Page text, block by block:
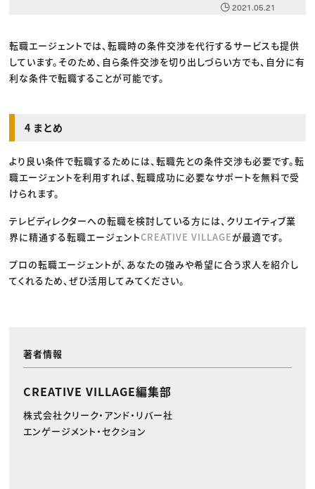
2021.05.21
転職エージェントでは、転職時の条件交渉を代行するサービスも提供
しています。そのため、自ら条件交渉を切り出しづらい方でも、自分に有
利な条件で転職することが可能です。
4 まとめ
より良い条件で転職するためには、転職先との条件交渉も必要です。転
職エージェントを利用すれば、転職成功に必要なサポートを無料で受
けられます。
テレビディレクターへの転職を検討している方には、クリエイティブ業
界に精通する転職エージェントCREATIVE VILLAGEが最適です。
プロの転職エージェントが、あなたの強みや希望に合う求人を紹介し
てくれるため、ぜひ活用してみてください。
著者情報
CREATIVE VILLAGE編集部
株式会社クリーク・アンド・リバー社
エンゲージメント・セクション